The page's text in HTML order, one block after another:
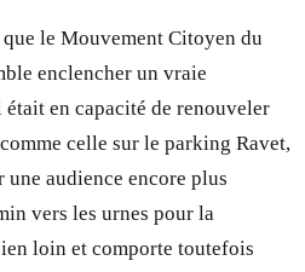
le Mouvement Citoyen du
enclencher un vraie
en capacité de renouveler
celle sur le parking Ravet,
audience encore plus
vers les urnes pour la
loin et comporte toutefois